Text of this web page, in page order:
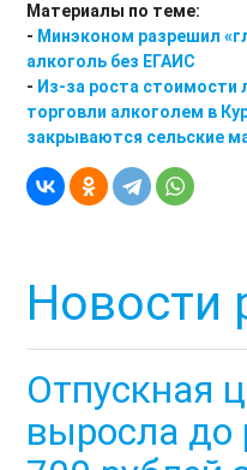
Материалы по теме:
- Минэконом разрешил
алкоголь без ЕГАИС
- Из-за роста стоимости
торговли алкоголем в
закрываются сельские
Новости
Отпускная
выросла до